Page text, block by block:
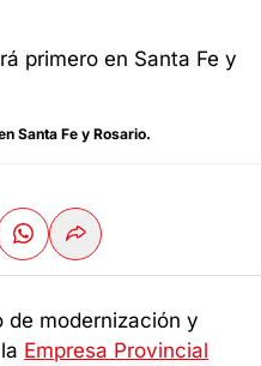
Santa Fe y Rosario.
de modernización y
Empresa Provincial